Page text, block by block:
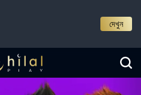
দেখুন